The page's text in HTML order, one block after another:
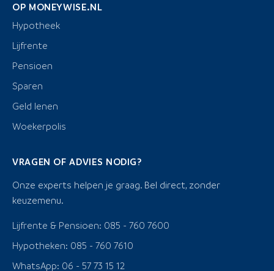
OP MONEYWISE.NL
Hypotheek
Lijfrente
Pensioen
Sparen
Geld lenen
Woekerpolis
VRAGEN OF ADVIES NODIG?
Onze experts helpen je graag. Bel direct, zonder
keuzemenu.
Lijfrente & Pensioen: 085 - 760 7600
Hypotheken: 085 - 760 7610
WhatsApp: 06 - 57 73 15 12